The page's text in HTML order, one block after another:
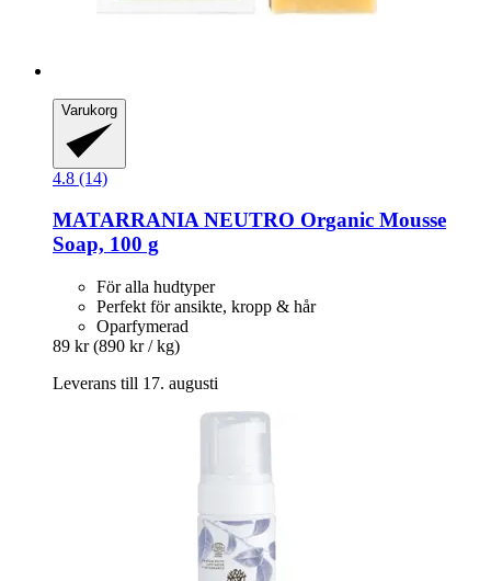
Varukorg
4.8 (14)
MATARRANIANEUTRO Organic Mousse
Soap, 100 g
För alla hudtyper
Perfekt för ansikte, kropp & hår
Oparfymerad
89 kr (890 kr / kg)
Leverans till 17. augusti